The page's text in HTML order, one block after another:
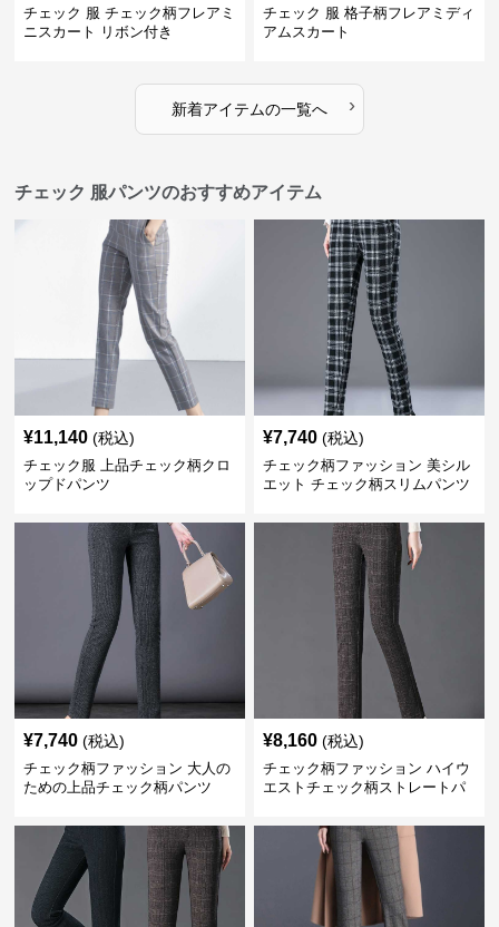
チェック 服 チェック柄フレアミ
ニスカート リボン付き
チェック 服 格子柄フレアミディ
アムスカート
新着アイテムの一覧へ ›
チェック 服パンツのおすすめアイテム
¥11,140 (税込)
チェック服 上品チェック柄クロ
ップドパンツ
¥7,740 (税込)
チェック柄ファッション 美シル
エット チェック柄スリムパンツ
¥7,740 (税込)
チェック柄ファッション 大人の
ための上品チェック柄パンツ
¥8,160 (税込)
チェック柄ファッション ハイウ
エストチェック柄ストレートパ